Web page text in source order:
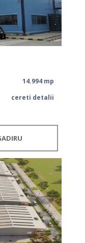
14.994 mp
cereti detalii